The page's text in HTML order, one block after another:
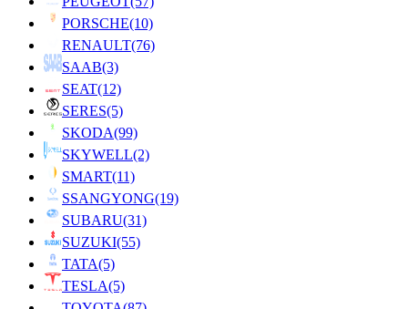
PORSCHE(10)
RENAULT(76)
SAAB(3)
SEAT(12)
SERES(5)
SKODA(99)
SKYWELL(2)
SMART(11)
SSANGYONG(19)
SUBARU(31)
SUZUKI(55)
TATA(5)
TESLA(5)